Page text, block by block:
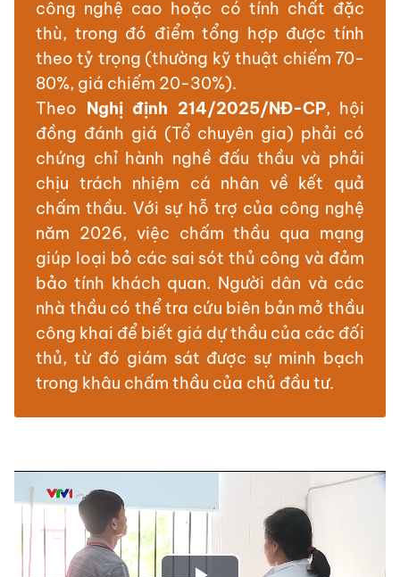
công nghệ cao hoặc có tính chất đặc
thù, trong đó điểm tổng hợp được tính
theo tỷ trọng (thường kỹ thuật chiếm 70-
80%, giá chiếm 20-30%).
Theo Nghị định 214/2025/NĐ-CP, hội
đồng đánh giá (Tổ chuyên gia) phải có
chứng chỉ hành nghề đấu thầu và phải
chịu trách nhiệm cá nhân về kết quả
chấm thầu. Với sự hỗ trợ của công nghệ
năm 2026, việc chấm thầu qua mạng
giúp loại bỏ các sai sót thủ công và đảm
bảo tính khách quan. Người dân và các
nhà thầu có thể tra cứu biên bản mở thầu
công khai để biết giá dự thầu của các đối
thủ, từ đó giám sát được sự minh bạch
trong khâu chấm thầu của chủ đầu tư.